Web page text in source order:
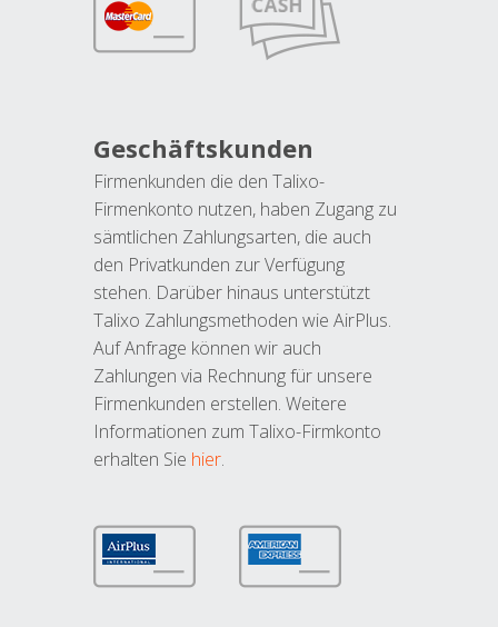
Geschäftskunden
Firmenkunden die den Talixo-
Firmenkonto nutzen, haben Zugang zu
sämtlichen Zahlungsarten, die auch
den Privatkunden zur Verfügung
stehen. Darüber hinaus unterstützt
Talixo Zahlungsmethoden wie AirPlus.
Auf Anfrage können wir auch
Zahlungen via Rechnung für unsere
Firmenkunden erstellen. Weitere
Informationen zum Talixo-Firmkonto
erhalten Sie hier.